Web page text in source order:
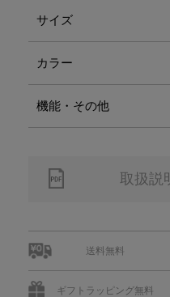
サイズ
カラー
機能・その他
取扱説
送料無料
ギフトラッピング無料